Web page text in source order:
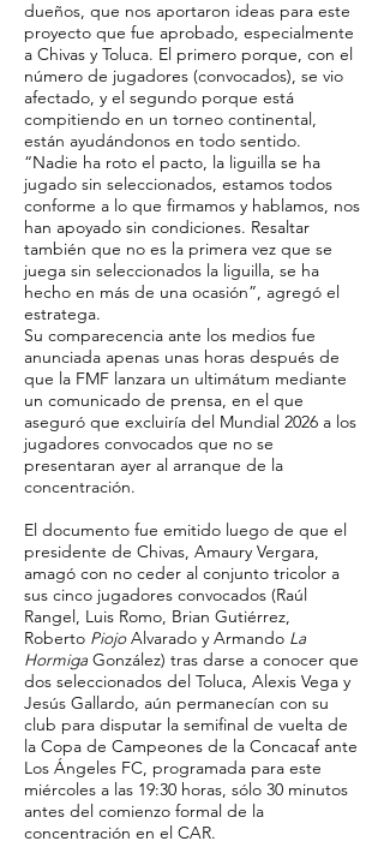
dueños, que nos aportaron ideas para este
proyecto que fue aprobado, especialmente
a Chivas y Toluca. El primero porque, con el
número de jugadores (convocados), se vio
afectado, y el segundo porque está
compitiendo en un torneo continental,
están ayudándonos en todo sentido.
“Nadie ha roto el pacto, la liguilla se ha
jugado sin seleccionados, estamos todos
conforme a lo que firmamos y hablamos, nos
han apoyado sin condiciones. Resaltar
también que no es la primera vez que se
juega sin seleccionados la liguilla, se ha
hecho en más de una ocasión”, agregó el
estratega.
Su comparecencia ante los medios fue
anunciada apenas unas horas después de
que la FMF lanzara un ultimátum mediante
un comunicado de prensa, en el que
aseguró que excluiría del Mundial 2026 a los
jugadores convocados que no se
presentaran ayer al arranque de la
concentración.
El documento fue emitido luego de que el
presidente de Chivas, Amaury Vergara,
amagó con no ceder al conjunto tricolor a
sus cinco jugadores convocados (Raúl
Rangel, Luis Romo, Brian Gutiérrez,
Roberto PiojoAlvarado y Armando La
Hormiga González) tras darse a conocer que
dos seleccionados del Toluca, Alexis Vega y
Jesús Gallardo, aún permanecían con su
club para disputar la semifinal de vuelta de
la Copa de Campeones de la Concacaf ante
Los Ángeles FC, programada para este
miércoles a las 19:30 horas, sólo 30 minutos
antes del comienzo formal de la
concentración en el CAR.